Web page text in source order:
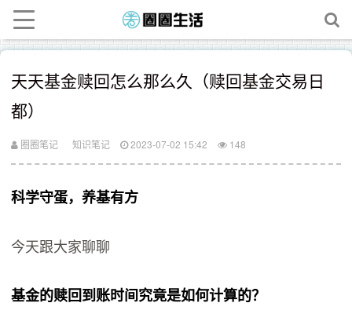
天天基金赎回怎么那么久（赎回基金交易日
都）
圈圈笔记 知识笔记 2023-07-02 15:42 148
科学守蛋，养基有方
今天跟大家聊聊
基金的赎回到账时间究竟是如何计算的？